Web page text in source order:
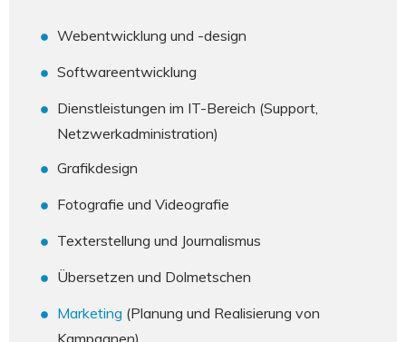
Webentwicklung und -design
Softwareentwicklung
Dienstleistungen im IT-Bereich (Support,
Netzwerkadministration)
Grafikdesign
Fotografie und Videografie
Texterstellung und Journalismus
Übersetzen und Dolmetschen
Marketing (Planung und Realisierung von
Kampagnen)